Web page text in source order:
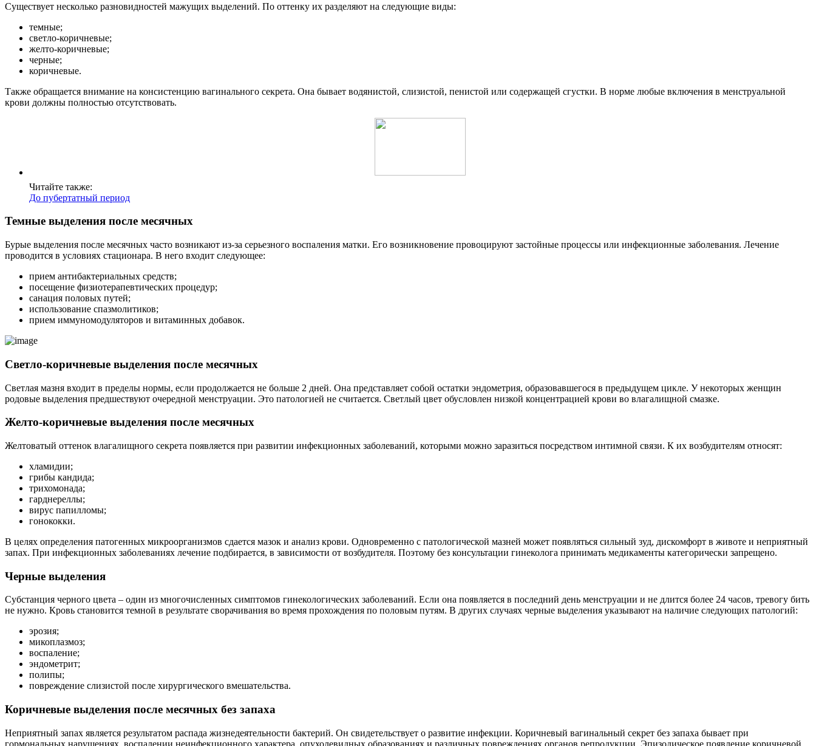
Существует несколько разновидностей мажущих выделений. По оттенку их разделяют на следующие виды:
темные;
светло-коричневые;
желто-коричневые;
черные;
коричневые.
Также обращается внимание на консистенцию вагинального секрета. Она бывает водянистой, слизистой, пенистой или содержащей сгустки. В норме любые включения в менструальной
крови должны полностью отсутствовать.
Читайте также:
До пубертатный период
Темные выделения после месячных
Бурые выделения после месячных часто возникают из-за серьезного воспаления матки. Его возникновение провоцируют застойные процессы или инфекционные заболевания. Лечение
проводится в условиях стационара. В него входит следующее:
прием антибактериальных средств;
посещение физиотерапевтических процедур;
санация половых путей;
использование спазмолитиков;
прием иммуномодуляторов и витаминных добавок.
Светло-коричневые выделения после месячных
Светлая мазня входит в пределы нормы, если продолжается не больше 2 дней. Она представляет собой остатки эндометрия, образовавшегося в предыдущем цикле. У некоторых женщин
родовые выделения предшествуют очередной менструации. Это патологией не считается. Светлый цвет обусловлен низкой концентрацией крови во влагалищной смазке.
Желто-коричневые выделения после месячных
Желтоватый оттенок влагалищного секрета появляется при развитии инфекционных заболеваний, которыми можно заразиться посредством интимной связи. К их возбудителям относят:
хламидии;
грибы кандида;
трихомонада;
гарднереллы;
вирус папилломы;
гонококки.
В целях определения патогенных микроорганизмов сдается мазок и анализ крови. Одновременно с патологической мазней может появляться сильный зуд, дискомфорт в животе и неприятный
запах. При инфекционных заболеваниях лечение подбирается, в зависимости от возбудителя. Поэтому без консультации гинеколога принимать медикаменты категорически запрещено.
Черные выделения
Субстанция черного цвета – один из многочисленных симптомов гинекологических заболеваний. Если она появляется в последний день менструации и не длится более 24 часов, тревогу бить
не нужно. Кровь становится темной в результате сворачивания во время прохождения по половым путям. В других случаях черные выделения указывают на наличие следующих патологий:
эрозия;
микоплазмоз;
воспаление;
эндометрит;
полипы;
повреждение слизистой после хирургического вмешательства.
Коричневые выделения после месячных без запаха
Неприятный запах является результатом распада жизнедеятельности бактерий. Он свидетельствует о развитие инфекции. Коричневый вагинальный секрет без запаха бывает при
гормональных нарушениях, воспалении неинфекционного характера, опухолевидных образованиях и различных повреждениях органов репродукции. Эпизодическое появление коричневой